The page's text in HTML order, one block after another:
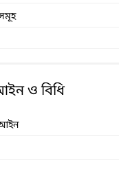
ও বিধি